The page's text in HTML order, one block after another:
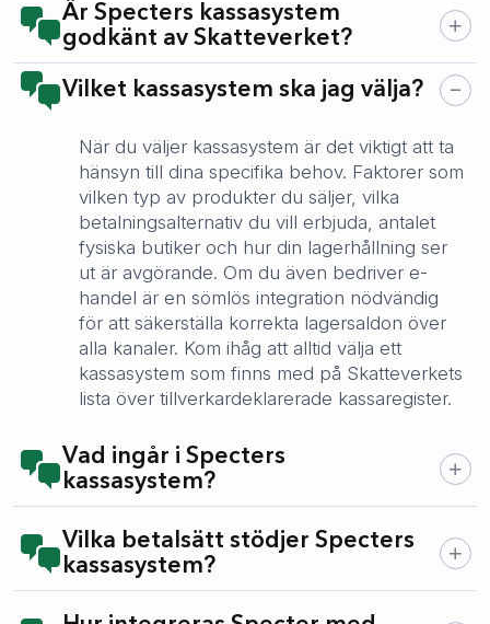
Är Specters kassasystem
godkänt av Skatteverket?
Vilket kassasystem ska jag välja?
När du väljer kassasystem är det viktigt att ta
hänsyn till dina specifika behov. Faktorer som
vilken typ av produkter du säljer, vilka
betalningsalternativ du vill erbjuda, antalet
fysiska butiker och hur din lagerhållning ser
ut är avgörande. Om du även bedriver e-
handel är en sömlös integration nödvändig
för att säkerställa korrekta lagersaldon över
alla kanaler. Kom ihåg att alltid välja ett
kassasystem som finns med på Skatteverkets
lista över tillverkardeklarerade kassaregister.
Vad ingår i Specters
kassasystem?
Vilka betalsätt stödjer Specters
kassasystem?